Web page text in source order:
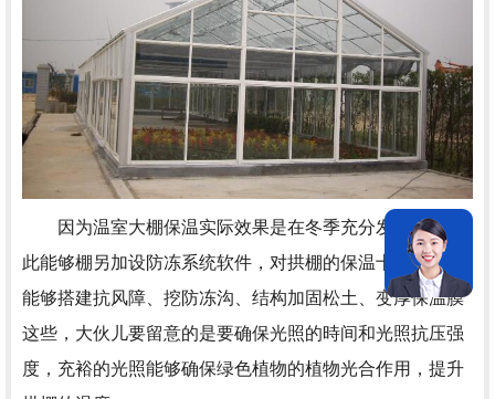
因为温室大棚保温实际效果是在冬季充分发挥的，因
此能够棚另加设防冻系统软件，对拱棚的保温十分有益。
能够搭建抗风障、挖防冻沟、结构加固松土、变厚保温膜
这些，大伙儿要留意的是要确保光照的時间和光照抗压强
度，充裕的光照能够确保绿色植物的植物光合作用，提升